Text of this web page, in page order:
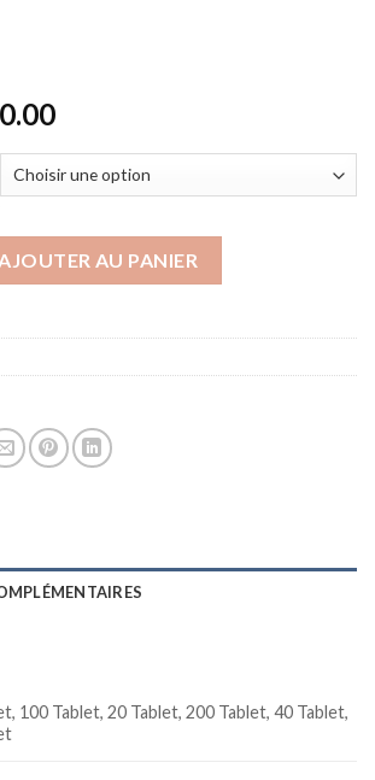
AJOUTER AU PANIER
100 Tablet, 20 Tablet, 200 Tablet, 40 Tablet,